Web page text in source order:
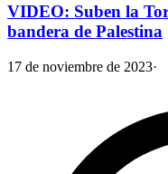
VIDEO: Suben la
bandera de Palestina
17 de noviembre de 2023·